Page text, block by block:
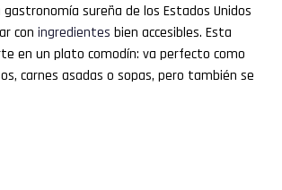
gastronomía sureña de los Estados Unidos
con ingredientes bien accesibles. Esta
en un plato comodín: va perfecto como
carnes asadas o sopas, pero también se